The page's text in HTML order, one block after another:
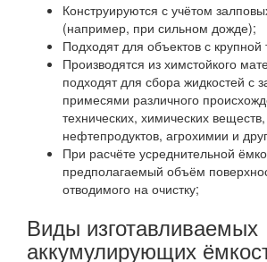
Конструируются с учётом
(например, при сильном дожде);
Подходят для объектов с крупной
Производятся из химстойкого
подходят для сбора жидкостей с
примесями различного
технических, химических веществ,
нефтепродуктов, агрохимии и
При расчёте усреднительной
предполагаемый объём
отводимого на очистку;
Виды изготавливаемых
аккумулирующих